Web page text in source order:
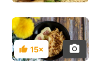
Hodnocení
15×